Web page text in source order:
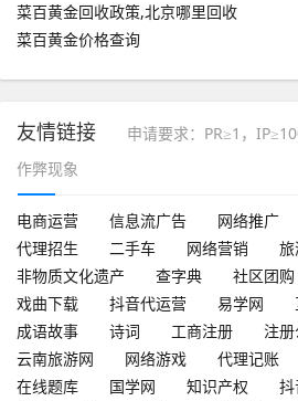
菜百黄金回收政策,北京哪里回收
菜百黄金价格查询
友情链接
申请要求：PR≥1，
作弊现象
电商运营 信息流广告 网络推广
代理招生
二手车 网络营销
非物质文化遗产
查字典 社区团购
戏曲下载
抖音代运营 易学网
成语故事
诗词 工商注册 注
云南旅游网
网络游戏 代理记账
在线题库
国学网 知识产权